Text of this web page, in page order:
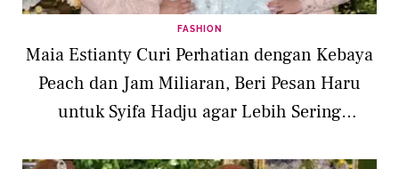
FASHION
Maia Estianty Curi Perhatian dengan Kebaya
Peach dan Jam Miliaran, Beri Pesan Haru
untuk Syifa Hadju agar Lebih Sering